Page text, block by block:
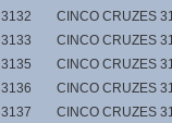
3132
CINCO CRUZES
3133
CINCO CRUZES
3135
CINCO CRUZES
3136
CINCO CRUZES
3137 CINCO CRUZES